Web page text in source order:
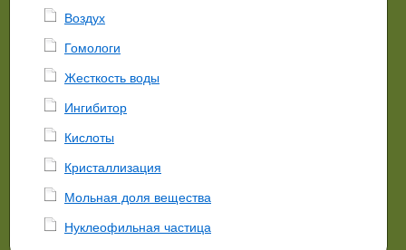
Воздух
Гомологи
Жесткость воды
Ингибитор
Кислоты
Кристаллизация
Мольная доля вещества
Нуклеофильная частица